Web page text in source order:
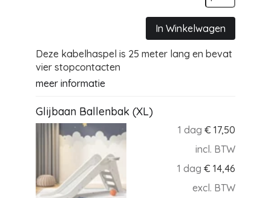
In Winkelwagen
Deze kabelhaspel is 25 meter lang en bevat
vier stopcontacten
meer informatie
Glijbaan Ballenbak (XL)
1 dag € 17,50
incl. BTW
1 dag € 14,46
excl. BTW